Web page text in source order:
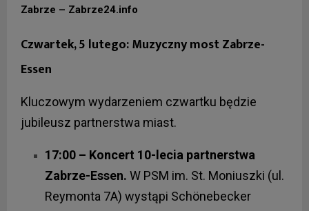
Zabrze – Zabrze24.info
Czwartek, 5 lutego: Muzyczny most Zabrze-
Essen
Kluczowym wydarzeniem czwartku będzie
jubileusz partnerstwa miast.
17:00 – Koncert 10-lecia partnerstwa
Zabrze-Essen. W PSM im. St. Moniuszki (ul.
Reymonta 7A) wystąpi Schönebecker